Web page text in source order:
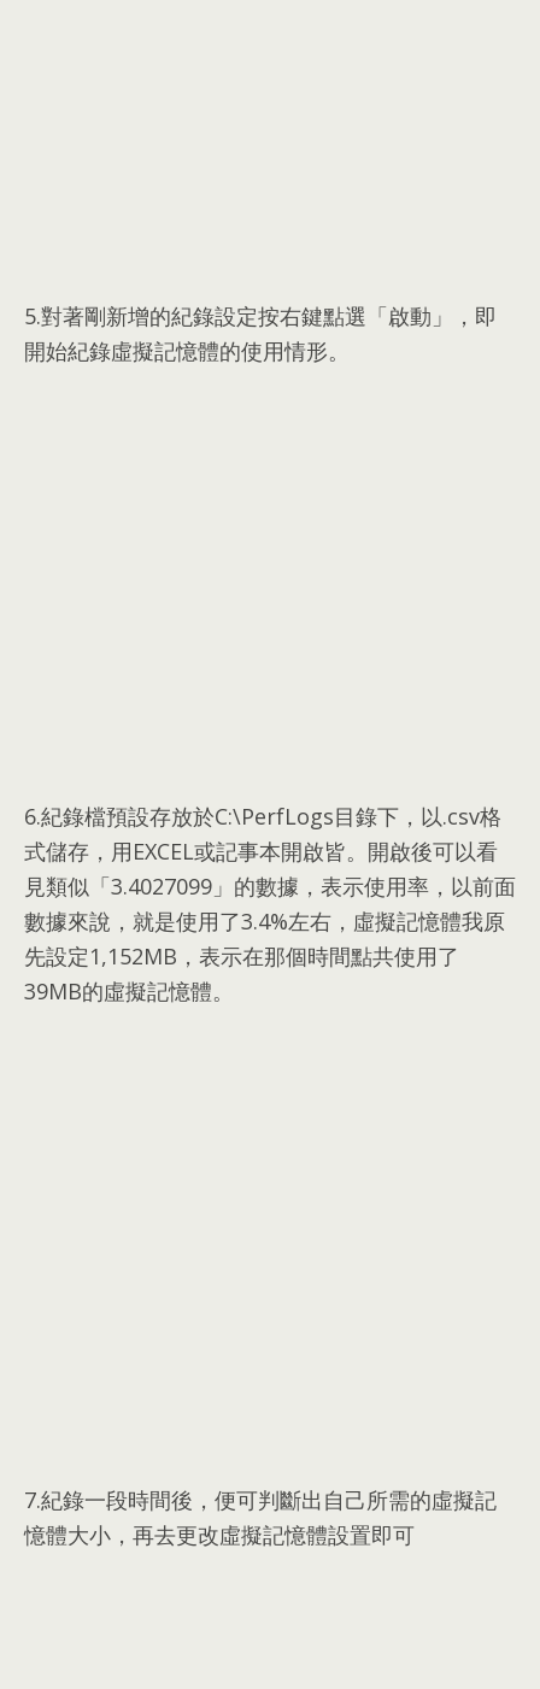
5.對著剛新增的紀錄設定按右鍵點選「啟動」 ， 即
開始紀錄虛擬記憶體的使用情形。
6.紀錄檔預設存放於C:\PerfLogs目錄下 ， 以.csv格
式儲存 ， 用EXCEL或記事本開啟皆。 開啟後可以看
見類似「3.4027099」的數據 ， 表示使用率 ， 以前面
數據來說 ， 就是使用了3.4%左右 ， 虛擬記憶體我原
先設定1,152MB ， 表示在那個時間點共使用了
39MB的虛擬記憶體。
7.紀錄一段時間後 ， 便可判斷出自己所需的虛擬記
憶體大小 ， 再去更改虛擬記憶體設置即可